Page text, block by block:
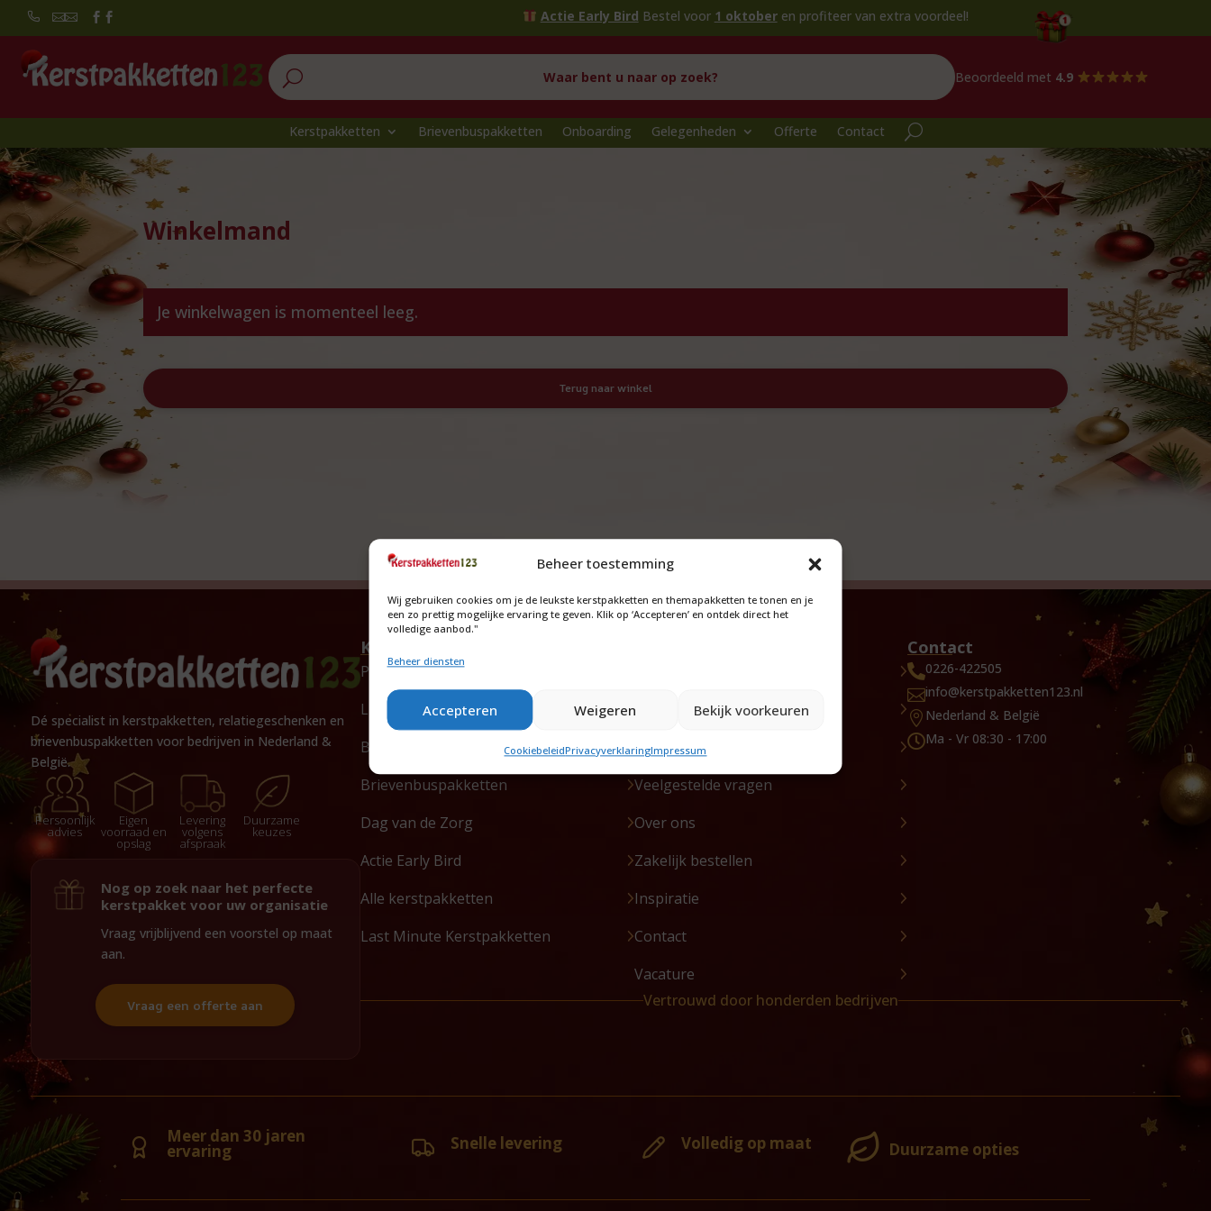
Beheer toestemming
Wij gebruiken cookies om je de leukste kerstpakketten en themapakketten te tonen en je
een zo prettig mogelijke ervaring te geven. Klik op ‘Accepteren’ en ontdek direct het
volledige aanbod."
Beheer diensten
Accepteren Weigeren Bekijk voorkeuren
CookiebeleidPrivacyverklaringImpressum
  Actie Early Bird Bestel voor1 oktoberen profiteer van extra voordeel!
U Beoordeeld met 4.9
Kerstpakketten Brievenbuspakketten Onboarding Gelegenheden Offerte Contact
Winkelmand
Je winkelwagen is momenteel leeg.
Terug naar winkel
Dé specialist in kerstpakketten, relatiegeschenken en
brievenbuspakketten voor bedrijven in Nederland &
België.
Persoonlijk
advies
Eigen
voorraad en
opslag
Levering
volgens
afspraak
Duurzame
keuzes
Nog op zoek naar het perfecte
kerstpakket voor uw organisatie
Vraag vrijblijvend een voorstel op maat
aan.
Vraag een offerte aan
Kerstpakketten
Populaire pakketten
Luxe pakketten
BBQ pakketten
Brievenbuspakketten
Dag van de Zorg
Actie Early Bird
Alle kerstpakketten
Last Minute Kerstpakketten
Maatwerk pakketten
Levering
Veelgestelde vragen
Over ons
Zakelijk bestellen
Inspiratie
Contact
Vacature
Contact
0226-422505
info@kerstpakketten123.nl
 Nederland & België
Ma - Vr 08:30 - 17:00
Vertrouwd door honderden bedrijven
Meer dan 30 jaren
ervaring Snelle levering Volledig op maat Duurzame opties